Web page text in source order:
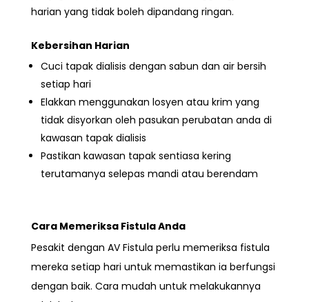
harian yang tidak boleh dipandang ringan.
Kebersihan Harian
Cuci tapak dialisis dengan sabun dan air bersih
setiap hari
Elakkan menggunakan losyen atau krim yang
tidak disyorkan oleh pasukan perubatan anda di
kawasan tapak dialisis
Pastikan kawasan tapak sentiasa kering
terutamanya selepas mandi atau berendam
Cara Memeriksa Fistula Anda
Pesakit dengan AV Fistula perlu memeriksa fistula
mereka setiap hari untuk memastikan ia berfungsi
dengan baik. Cara mudah untuk melakukannya